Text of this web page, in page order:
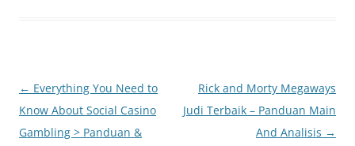
Navigasi
Tulisan
← Everything You Need to
Know About Social Casino
Gambling > Panduan &
Rick and Morty Megaways
Judi Terbaik – Panduan Main
And Analisis →